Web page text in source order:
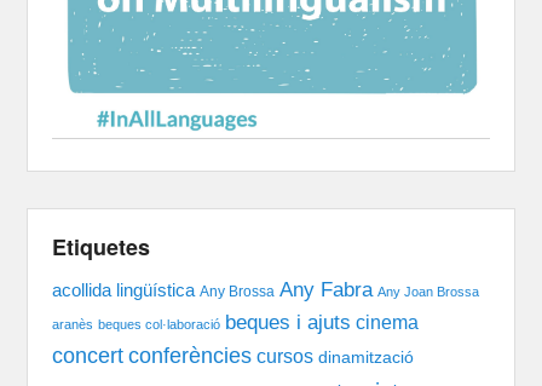
Etiquetes
acollida lingüística Any Brossa Any Fabra Any Joan Brossa
aranès beques col·laboració beques i ajuts cinema
concert conferències cursos dinamització